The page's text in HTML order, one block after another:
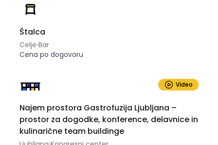
Štalca
Celje Bar
Cena po dogovoru
Video
Najem prostora Gastrofuzija Ljubljana –
prostor za dogodke, konference, delavnice in
kulinarične team buildinge